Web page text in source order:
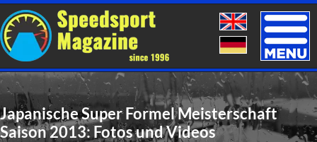
Toggle
Japanische Super Formel Meisterschaft
Saison 2013: Fotos und Videos